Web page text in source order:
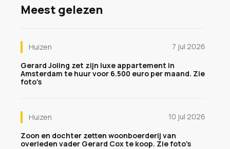
Meest gelezen
Huizen
7 jul 2026
Gerard Joling zet zijn luxe appartement in
Amsterdam te huur voor 6.500 euro per maand. Zie
foto's
Huizen
10 jul 2026
Zoon en dochter zetten woonboerderij van
overleden vader Gerard Cox te koop. Zie foto's